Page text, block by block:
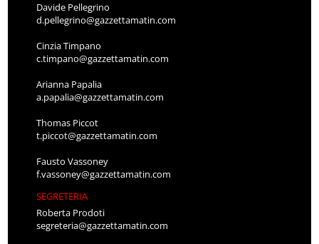
Davide Pellegrino
d.pellegrino@gazzettamatin.com
Cinzia Timpano
c.timpano@gazzettamatin.com
Arianna Papalia
a.papalia@gazzettamatin.com
Thomas Piccot
t.piccot@gazzettamatin.com
Fausto Vassoney
f.vassoney@gazzettamatin.com
SEGRETERIA
Roberta Prodoti
segreteria@gazzettamatin.com